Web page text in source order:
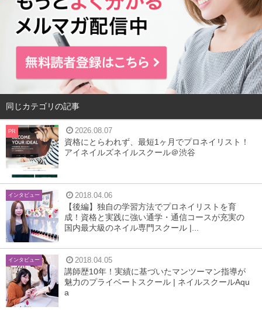
教材,材料貸出し
就職サポート 独立,開業支援
サロン併設 スクール寮あり
授業中の実際の雰囲気や、指導の方針など、パンフレット
からはなかなかわからないような部分についてもお話いた
だいたので、これからネイリストをめざす方、ネイルスク
ールを迷われている方は是非読んでみてください。
同じカテゴリの記事
PR 2026.08.07
資格にとらわれず、最短1ヶ月でプロネイリスト！
アイネイルズネイルスクール＠渋谷
インタビュー 2018.04.06
【後編】独自の学習方法でプロネイリストを育
成！資格と実践に強い通学・通信コースが充実の
国内最大級のネイル専門スクール |...
インタビュー 2018.04.05
講師歴10年！実績に基づいたマンツーマン指導が
魅力のプライベートスクール | ネイルスクールAqu
a